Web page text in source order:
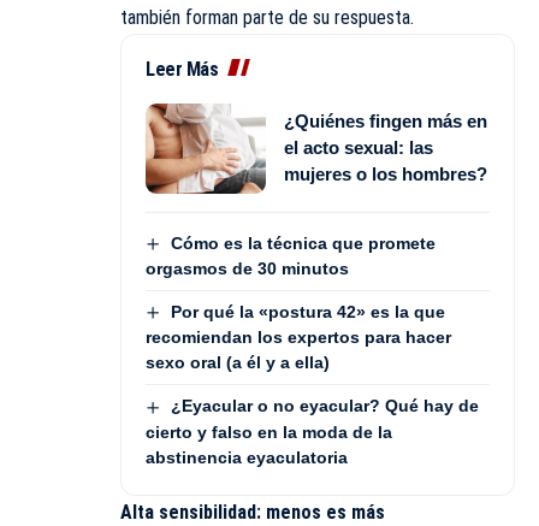
también forman parte de su respuesta.
Leer Más
¿Quiénes fingen más en
el acto sexual: las
mujeres o los hombres?
Cómo es la técnica que promete
orgasmos de 30 minutos
Por qué la «postura 42» es la que
recomiendan los expertos para hacer
sexo oral (a él y a ella)
¿Eyacular o no eyacular? Qué hay de
cierto y falso en la moda de la
abstinencia eyaculatoria
Alta sensibilidad: menos es más